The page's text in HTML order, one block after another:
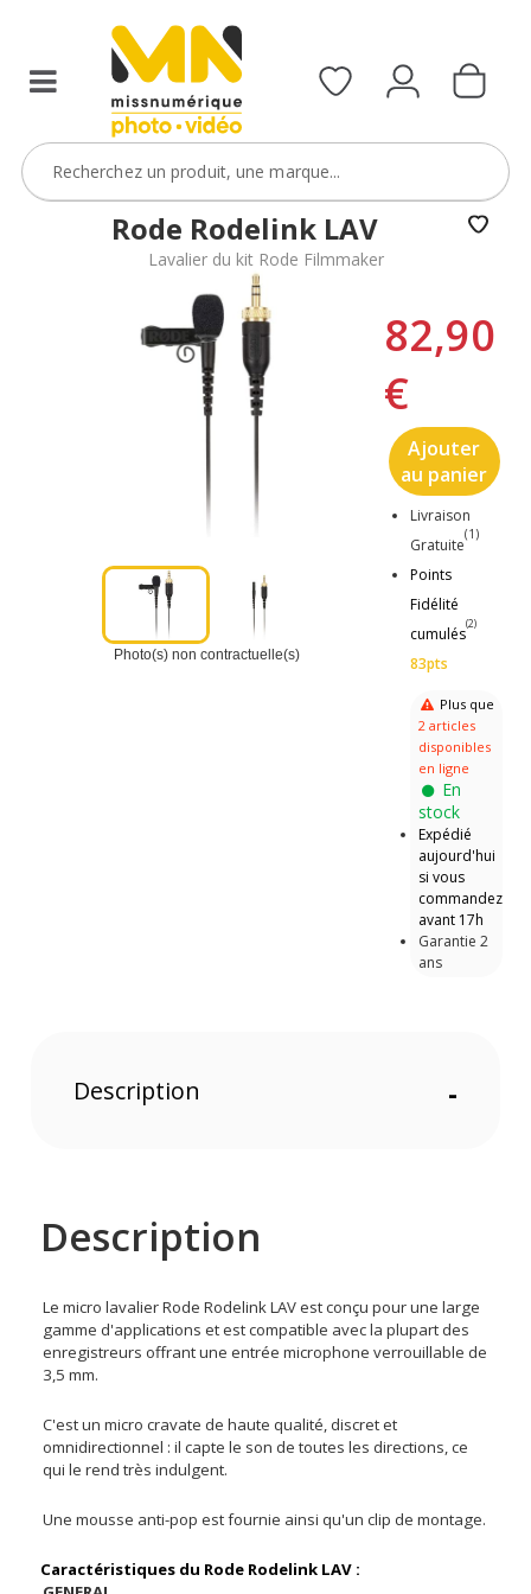
Rode Rodelink LAV
Lavalier du kit Rode Filmmaker
Photo(s) non contractuelle(s)
82,90
€
Ajouter
au panier
Livraison
Gratuite
(1)
Points
Fidélité
cumulés
(2)
83pts
Plus que
2 articles
disponibles
en ligne
En
stock
Expédié
aujourd'hui
si vous
commandez
avant 17h
Garantie 2
ans
Description -
Description
Le micro lavalier Rode Rodelink LAV est conçu pour une large
gamme d'applications et est compatible avec la plupart des
enregistreurs offrant une entrée microphone verrouillable de
3,5 mm.
C'est un micro cravate de haute qualité, discret et
omnidirectionnel : il capte le son de toutes les directions, ce
qui le rend très indulgent.
Une mousse anti-pop est fournie ainsi qu'un clip de montage.
Caractéristiques du Rode Rodelink LAV :